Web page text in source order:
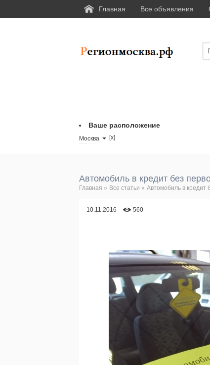
Главная Все объявления
Ваше расположение
Москва [x]
Автомобиль в кредит без
Главная » Все статьи » Автомобиль в кредит
10.11.2016 560